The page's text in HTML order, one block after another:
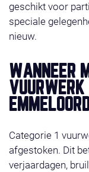
geschikt voor
speciale
nieuw.
WANNEER
Categorie 1
afgestoken. Dit
verjaardagen,